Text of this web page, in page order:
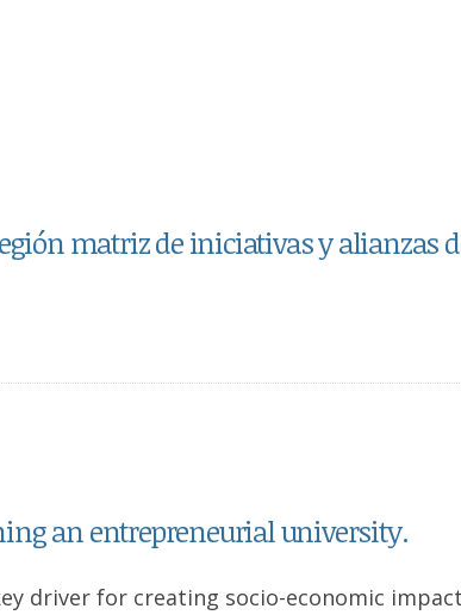
matriz de iniciativas y alianzas
an entrepreneurial university.
driver for creating socio-economic